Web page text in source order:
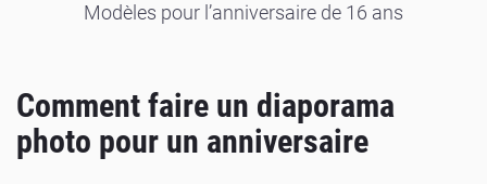
Modèles pour l’anniversaire de 16 ans
Comment faire un diaporama
photo pour un anniversaire